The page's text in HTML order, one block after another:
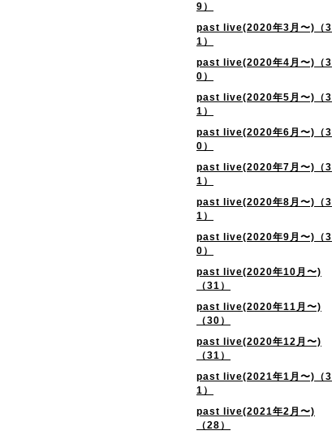
9）
past live(2020年3月〜)（3
1）
past live(2020年4月〜)（3
0）
past live(2020年5月〜)（3
1）
past live(2020年6月〜)（3
0）
past live(2020年7月〜)（3
1）
past live(2020年8月〜)（3
1）
past live(2020年9月〜)（3
0）
past live(2020年10月〜)
（31）
past live(2020年11月〜)
（30）
past live(2020年12月〜)
（31）
past live(2021年1月〜)（3
1）
past live(2021年2月〜)
（28）